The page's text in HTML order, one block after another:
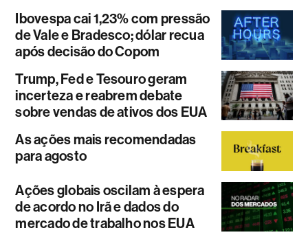
Ibovespa cai 1,23% com pressão
de Vale e Bradesco; dólar recua
após decisão do Copom
Trump, Fed e Tesouro geram
incerteza e reabrem debate
sobre vendas de ativos dos EUA
As ações mais recomendadas
para agosto
Ações globais oscilam à espera
de acordo no Irã e dados do
mercado de trabalho nos EUA